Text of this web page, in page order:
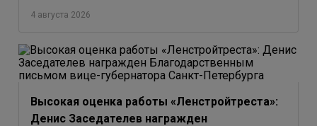
4 августа 2026
Высокая оценка работы «Ленстройтреста»:
Денис Заседателев награжден